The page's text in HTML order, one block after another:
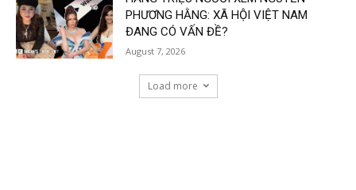
PHƯƠNG HẰNG: XÃ HỘI VIỆT NAM
ĐANG CÓ VẤN ĐỀ?
August 7, 2026
Load more